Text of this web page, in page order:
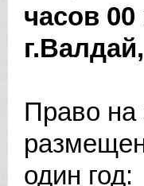
часов
Право на
один год: